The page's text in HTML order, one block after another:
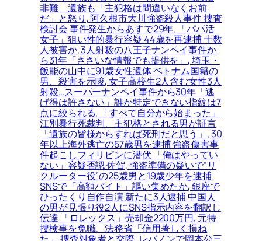
非難＿遺族も「主犯格は間違いなくお前
だ」と怒り, 阿久根市大川強盗殺人事件 捜査
検討会 事件発生からあすで29年, 「パパ活
女子」狙い性的暴行容疑 44歳を再逮捕 十数
人被害か, 3人射殺の八王子ナンペイ事件か
ら31年「ささいな情報でも提供を」, 埼玉・
飯能の山中に91歳女性遺体 ベトナム国籍の
男、殺害を示唆, 女子高校生2人含む女性3人
射殺…スーパーナンペイ事件から30年「逃
げ得は許さない」誰か特定できない指紋は7
点に絞られる, 「すべて自分から始まった」
江別暴行死裁判、主犯格とされる男が証言
「遺族の皆様からすれば死刑だと思う」, 30
年以上海外逃亡の57歳男を逮捕 強盗傷害事
件起こしフィリピンに潜伏 「俺はやってい
ない」容疑否認 佐賀, 強盗準備の疑いで“リ
クルーター役”の25歳男と19歳少年を逮捕
SNSで「高額バイト」謳い集めたか, 銀座で
ひったくり自作自演 新たに3人逮捕 中国人
の男が見張り役2人にSNS指示内容を翻訳し
伝達 「ロレックス」売却金2200万円, 元特
捜検事を免職、法務省「信用著しく損ね